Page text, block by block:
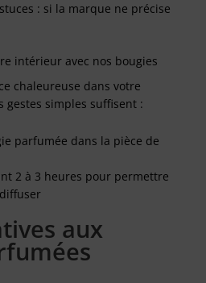
: si la marque ne précise
intérieur avec nos bougies
chaleureuse dans votre
gestes simples suffisent :
parfumée dans la pièce de
2 à 3 heures pour permettre
aux